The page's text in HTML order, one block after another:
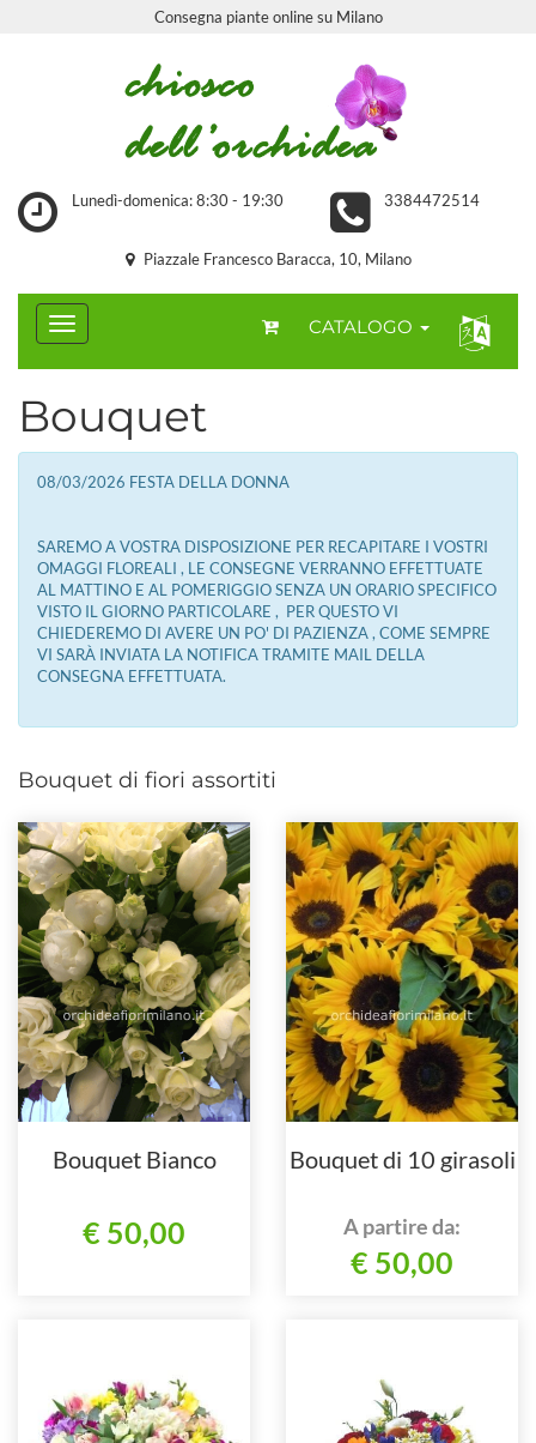
Consegna piante online su Milano
Lunedì-domenica: 8:30 - 19:30 3384472514
Piazzale Francesco Baracca, 10, Milano
CATALOGO
Bouquet
08/03/2026 FESTA DELLA DONNA
SAREMO A VOSTRA DISPOSIZIONE PER RECAPITARE I VOSTRI
OMAGGI FLOREALI , LE CONSEGNE VERRANNO EFFETTUATE
AL MATTINO E AL POMERIGGIO SENZA UN ORARIO SPECIFICO
VISTO IL GIORNO PARTICOLARE , PER QUESTO VI
CHIEDEREMO DI AVERE UN PO' DI PAZIENZA , COME SEMPRE
VI SARÀ INVIATA LA NOTIFICA TRAMITE MAIL DELLA
CONSEGNA EFFETTUATA.
Bouquet di fiori assortiti
Bouquet Bianco
€ 50,00
Bouquet di 10 girasoli
A partire da:
€ 50,00